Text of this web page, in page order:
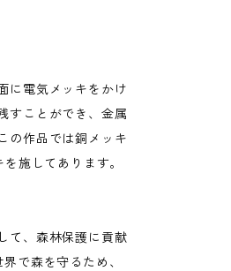
に電気メッキをかけ
すことができ、金属
の作品では銅メッキ
施してあります。
て、森林保護に貢献
で森を守るため、